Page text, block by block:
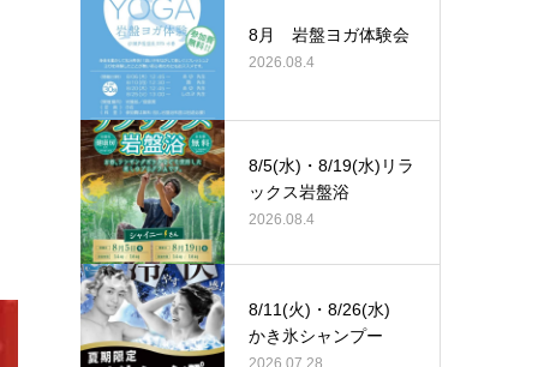
8月 岩盤ヨガ体験会
2026.08.4
8/5(水)・8/19(水)リラ
ックス岩盤浴
2026.08.4
8/11(火)・8/26(水)
かき氷シャンプー
2026.07.28